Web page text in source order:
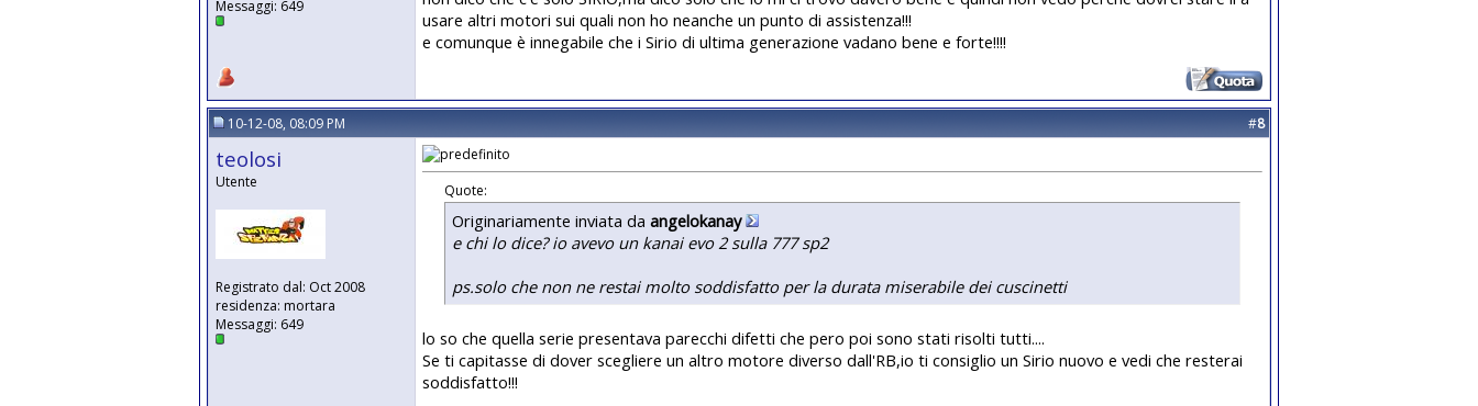
Messaggi: 649
usare altri motori sui quali non ho neanche un punto di assistenza!!!
e comunque è innegabile che i Sirio di ultima generazione vadano bene e forte!!!!
10-12-08, 08:09 PM #8
teolosi
Utente
Registrato dal: Oct 2008
residenza: mortara
Messaggi: 649
Quote:
Originariamente inviata da angelokanay
e chi lo dice? io avevo un kanai evo 2 sulla 777 sp2
ps.solo che non ne restai molto soddisfatto per la durata miserabile dei cuscinetti
lo so che quella serie presentava parecchi difetti che pero poi sono stati risolti tutti....
Se ti capitasse di dover scegliere un altro motore diverso dall'RB,io ti consiglio un Sirio nuovo e vedi che resterai
soddisfatto!!!